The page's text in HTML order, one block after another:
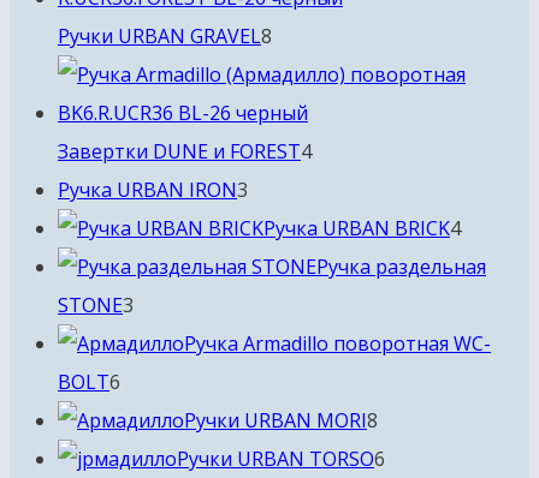
Ручки URBAN GRAVEL8
товаров
Завертки DUNE и FOREST44
Ручка URBAN IRON3
товара
Ручка URBAN BRICK44
товара
Ручка раздельная
STONE3
товараРучка Armadillo поворотная WC-
BOLT6
товаровРучки URBAN MORI8
товаров
Ручки URBAN TORSO6